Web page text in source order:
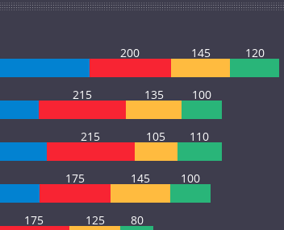
200 145 120
215 135 100
215 105 110
175 145 100
175 125 80